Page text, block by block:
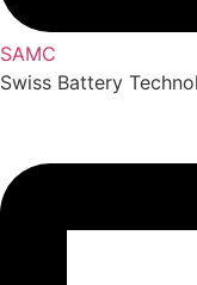
SAMC
Swiss Battery